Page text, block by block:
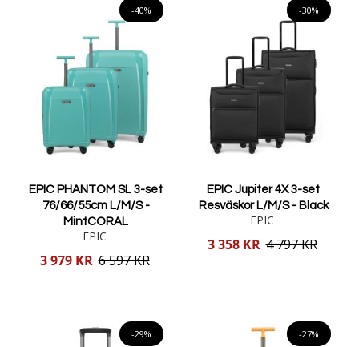
-40%
EPIC PHANTOM SL 3-set
76/66/55cm L/M/S -
MintCORAL
EPIC
Reducerat
3 979 KR 6 597 KR
-30%
EPIC Jupiter 4X 3-set
Resväskor L/M/S - Black
EPIC
Reducerat
3 358 KR 4 797 KR
-29% -27%